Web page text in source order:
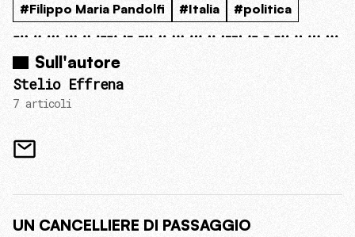
#Filippo Maria Pandolfi #Italia #politica
Sull'autore
Stelio Effrena
7 articoli
UN CANCELLIERE DI PASSAGGIO